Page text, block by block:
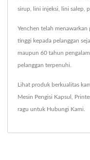
sirup, lini injeksi, lini salep,
Yenchen telah
tinggi kepada pelanggan
maupun 60 tahun
pelanggan terpenuhi.
Lihat produk berkualitas
Mesin Pengisi Kapsul
ragu untuk Hubungi Kami